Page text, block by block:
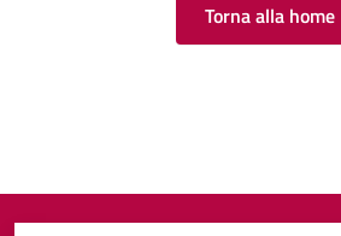
Torna alla home